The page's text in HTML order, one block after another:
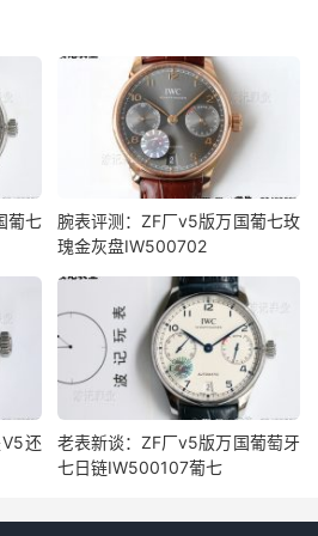
葡七
腕表评测：ZF厂v5版万国葡七玫
瑰金灰盘IW500702
还
老表新谈：ZF厂v5版万国葡萄牙
七日链IW500107葡七